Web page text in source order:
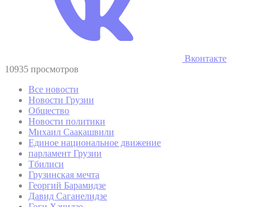
Вконтакте
10935 просмотров
Все новости
Новости Грузии
Общество
Новости политики
Михаил Саакашвили
Единое национальное движение
парламент Грузии
Тбилиси
Грузинская мечта
Георгий Барамидзе
Давид Саганелидзе